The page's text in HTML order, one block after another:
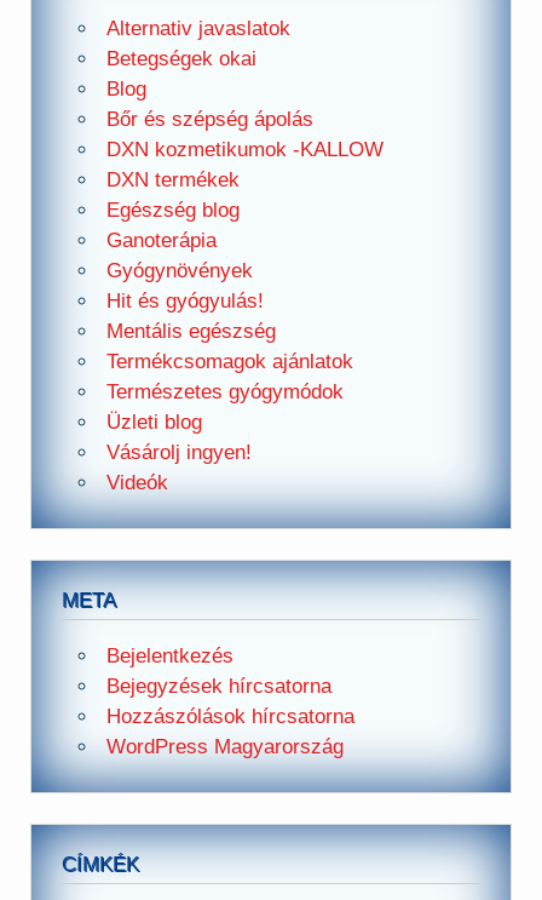
Alternativ javaslatok
Betegségek okai
Blog
Bőr és szépség ápolás
DXN kozmetikumok -KALLOW
DXN termékek
Egészség blog
Ganoterápia
Gyógynövények
Hit és gyógyulás!
Mentális egészség
Termékcsomagok ajánlatok
Természetes gyógymódok
Üzleti blog
Vásárolj ingyen!
Videók
META
Bejelentkezés
Bejegyzések hírcsatorna
Hozzászólások hírcsatorna
WordPress Magyarország
CÍMKÉK